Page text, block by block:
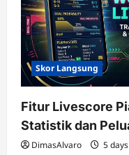
Skor Langsung
Fitur Livescore
Statistik dan
DimasAlvaro 5